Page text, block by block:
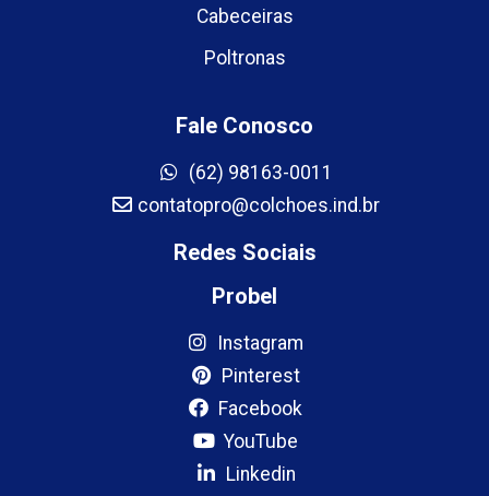
Cabeceiras
Poltronas
Fale Conosco
(62) 98163-0011
contatopro@colchoes.ind.br
Redes Sociais
Probel
Instagram
Pinterest
Facebook
YouTube
Linkedin